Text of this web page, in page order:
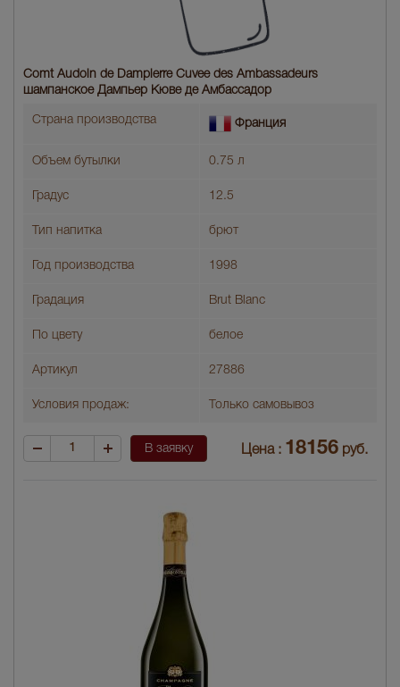
Comt Audoin de Dampierre Cuvee des Ambassadeurs
шампанское Дампьер Кюве де Амбассадор
Страна производства Франция
Объем бутылки 0.75 л
Градус 12.5
Тип напитка брют
Год производства 1998
Градация Brut Blanc
По цвету белое
Артикул 27886
Условия продаж: Только самовывоз
В заявку Цена : 18156 руб.